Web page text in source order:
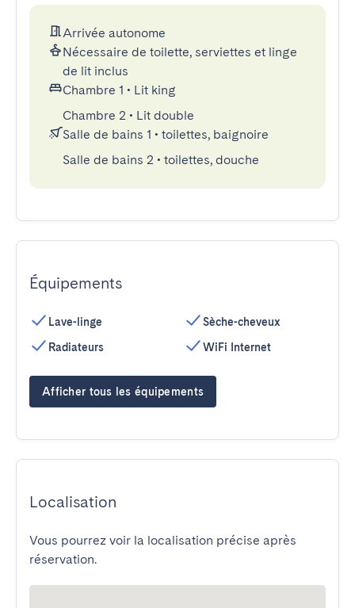
Arrivée autonome
Nécessaire de toilette, serviettes et linge
de lit inclus
Chambre 1 • Lit king
Chambre 2 • Lit double
Salle de bains 1 • toilettes, baignoire
Salle de bains 2 • toilettes, douche
Équipements
Lave-linge
Radiateurs
Sèche-cheveux
WiFi Internet
Afficher tous les équipements
Localisation
Vous pourrez voir la localisation précise après
réservation.